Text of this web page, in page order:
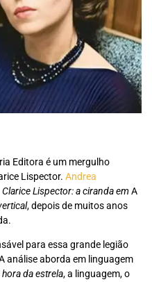
Editora é um mergulho
Lispector. Andrea
Clarice Lispector: a ciranda em A
, depois de muitos anos
para essa grande legião
análise aborda em linguagem
hora da estrela, a linguagem, o